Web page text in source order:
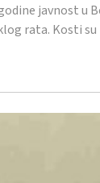
javnost u
rata. Kosti